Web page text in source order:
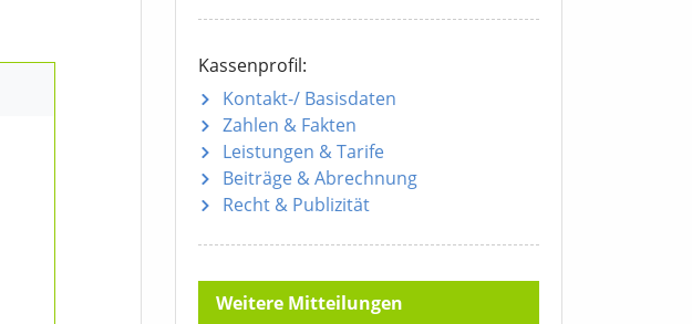
Kassenprofil:
Kontakt-/ Basisdaten
Zahlen & Fakten
Leistungen & Tarife
Beiträge & Abrechnung
Recht & Publizität
Weitere Mitteilungen